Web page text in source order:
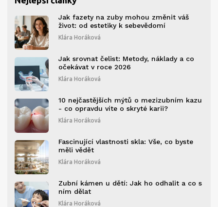
Jak fazety na zuby mohou změnit váš
život: od estetiky k sebevědomí
Klára Horáková
Jak srovnat čelist: Metody, náklady a co
očekávat v roce 2026
Klára Horáková
10 nejčastějších mýtů o mezizubním kazu
- co opravdu víte o skryté karii?
Klára Horáková
Fascinující vlastnosti skla: Vše, co byste
měli vědět
Klára Horáková
Zubní kámen u dětí: Jak ho odhalit a co s
ním dělat
Klára Horáková